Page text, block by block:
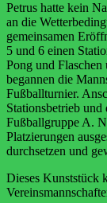
Petrus hatte kein
an die
gemeinsamen
5 und 6 einen
Pong und Flaschen
begannen die
Fußballturnier.
Stationsbetrieb
Fußballgruppe A.
Platzierungen
durchsetzen und
Dieses Kunststück